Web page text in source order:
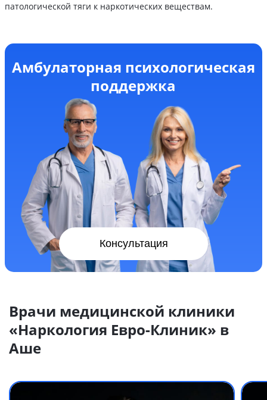
патологической тяги к наркотических веществам.
Амбулаторная психологическая
поддержка
Консультация
Врачи медицинской клиники
«Наркология Евро-Клиник» в
Аше